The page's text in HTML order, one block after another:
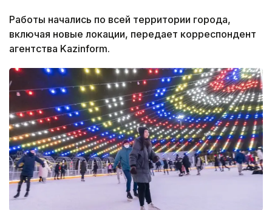
Работы начались по всей территории города,
включая новые локации, передает корреспондент
агентства Kazinform.